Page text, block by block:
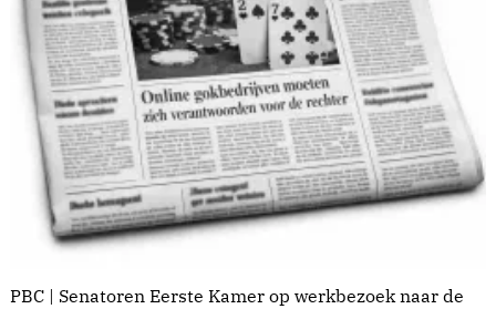
PBC | Senatoren Eerste Kamer op werkbezoek naar de